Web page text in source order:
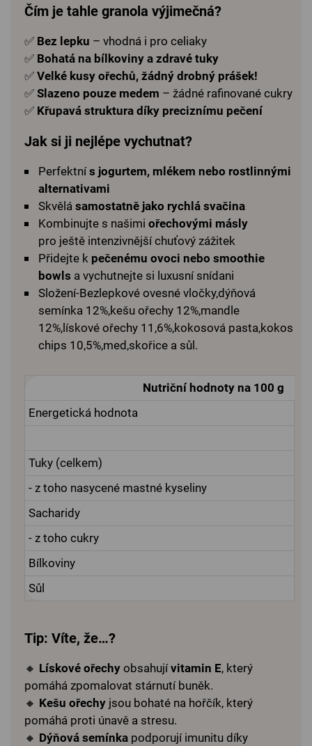
Čím je tahle granola výjimečná?
✅ Bez lepku – vhodná i pro celiaky
✅ Bohatá na bílkoviny a zdravé tuky
✅ Velké kusy ořechů, žádný drobný prášek!
✅ Slazeno pouze medem – žádné rafinované cukry
✅ Křupavá struktura díky preciznímu pečení
Jak si ji nejlépe vychutnat?
Perfektnís jogurtem, mlékem nebo rostlinnými
alternativami
Skvělá samostatně jako rychlá svačina
Kombinujte s našimi ořechovými másly
pro ještě intenzivnější chuťový zážitek
Přidejte k pečenému ovoci nebo smoothie
bowls a vychutnejte si luxusní snídani
Složení-Bezlepkové ovesné vločky,dýňová
semínka 12%,kešu ořechy 12%,mandle
12%,lískové ořechy 11,6%,kokosová pasta,kokos
chips 10,5%,med,skořice a sůl.
Nutriční hodnoty na 100 g
Energetická hodnota
Tuky (celkem)
- z toho nasycené mastné kyseliny
Sacharidy
- z toho cukry
Bílkoviny
Sůl
Tip: Víte, že…?
🔸 Lískové ořechy obsahujívitamin E, který
pomáhá zpomalovat stárnutí buněk.
🔸 Kešu ořechy jsou bohaté na hořčík, který
pomáhá proti únavě a stresu.
🔸 Dýňová semínka podporují imunitu díky